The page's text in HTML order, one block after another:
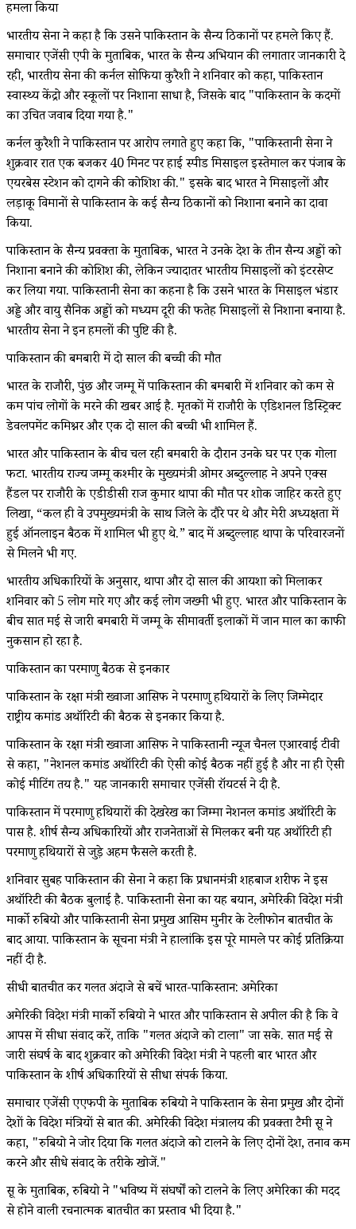
हमला किया
भारतीय सेना ने कहा है कि उसने पाकिस्तान के सैन्य ठिकानों पर हमले किए हैं.
समाचार एजेंसी एपी के मुताबिक, भारत के सैन्य अभियान की लगातार जानकारी दे
रही, भारतीय सेना की कर्नल सोफिया कुरैशी ने शनिवार को कहा, पाकिस्तान
स्वास्थ्य केंद्रो और स्कूलों पर निशाना साधा है, जिसके बाद "पाकिस्तान के कदमों
का उचित जवाब दिया गया है."
कर्नल कुरैशी ने पाकिस्तान पर आरोप लगाते हुए कहा कि, "पाकिस्तानी सेना ने
शुक्रवार रात एक बजकर 40 मिनट पर हाई स्पीड मिसाइल इस्तेमाल कर पंजाब के
एयरबेस स्टेशन को दागने की कोशिश की." इसके बाद भारत ने मिसाइलों और
लड़ाकू विमानों से पाकिस्तान के कई सैन्य ठिकानों को निशाना बनाने का दावा
किया.
पाकिस्तान के सैन्य प्रवक्ता के मुताबिक, भारत ने उनके देश के तीन सैन्य अड्डों को
निशाना बनाने की कोशिश की, लेकिन ज्यादातर भारतीय मिसाइलों को इंटरसेप्ट
कर लिया गया. पाकिस्तानी सेना का कहना है कि उसने भारत के मिसाइल भंडार
अड्डे और वायु सैनिक अड्डों को मध्यम दूरी की फतेह मिसाइलों से निशाना बनाया है.
भारतीय सेना ने इन हमलों की पुष्टि की है.
पाकिस्तान की बमबारी में दो साल की बच्ची की मौत
भारत के राजौरी, पुंछ और जम्मू में पाकिस्तान की बमबारी में शनिवार को कम से
कम पांच लोगों के मरने की खबर आई है. मृतकों में राजौरी के एडिशनल डिस्ट्रिक्ट
डेवलपमेंट कमिश्नर और एक दो साल की बच्ची भी शामिल हैं.
भारत और पाकिस्तान के बीच चल रही बमबारी के दौरान उनके घर पर एक गोला
फटा. भारतीय राज्य जम्मू कश्मीर के मुख्यमंत्री ओमर अब्दुल्लाह ने अपने एक्स
हैंडल पर राजौरी के एडीडीसी राज कुमार थापा की मौत पर शोक जाहिर करते हुए
लिखा, “कल ही वे उपमुख्यमंत्री के साथ जिले के दौरे पर थे और मेरी अध्यक्षता में
हुई ऑनलाइन बैठक में शामिल भी हुए थे.” बाद में अब्दुल्लाह थापा के परिवारजनों
से मिलने भी गए.
भारतीय अधिकारियों के अनुसार, थापा और दो साल की आयशा को मिलाकर
शनिवार को 5 लोग मारे गए और कई लोग जख्मी भी हुए. भारत और पाकिस्तान के
बीच सात मई से जारी बमबारी में जम्मू के सीमावर्ती इलाकों में जान माल का काफी
नुकसान हो रहा है.
पाकिस्तान का परमाणु बैठक से इनकार
पाकिस्तान के रक्षा मंत्री ख्वाजा आसिफ ने परमाणु हथियारों के लिए जिम्मेदार
राष्ट्रीय कमांड अथॉरिटी की बैठक से इनकार किया है.
पाकिस्तान के रक्षा मंत्री ख्वाजा आसिफ ने पाकिस्तानी न्यूज चैनल एआरवाई टीवी
से कहा, "नेशनल कमांड अथॉरिटी की ऐसी कोई बैठक नहीं हुई है और ना ही ऐसी
कोई मीटिंग तय है." यह जानकारी समाचार एजेंसी रॉयटर्स ने दी है.
पाकिस्तान में परमाणु हथियारों की देखरेख का जिम्मा नेशनल कमांड अथॉरिटी के
पास है. शीर्ष सैन्य अधिकारियों और राजनेताओं से मिलकर बनी यह अथॉरिटी ही
परमाणु हथियारों से जुड़े अहम फैसले करती है.
शनिवार सुबह पाकिस्तान की सेना ने कहा कि प्रधानमंत्री शहबाज शरीफ ने इस
अथॉरिटी की बैठक बुलाई है. पाकिस्तानी सेना का यह बयान, अमेरिकी विदेश मंत्री
मार्को रुबियो और पाकिस्तानी सेना प्रमुख आसिम मुनीर के टेलीफोन बातचीत के
बाद आया. पाकिस्तान के सूचना मंत्री ने हालांकि इस पूरे मामले पर कोई प्रतिक्रिया
नहीं दी है.
सीधी बातचीत कर गलत अंदाजे से बचें भारत-पाकिस्तान: अमेरिका
अमेरिकी विदेश मंत्री मार्को रुबियो ने भारत और पाकिस्तान से अपील की है कि वे
आपस में सीधा संवाद करें, ताकि "गलत अंदाजे को टाला" जा सके. सात मई से
जारी संघर्ष के बाद शुक्रवार को अमेरिकी विदेश मंत्री ने पहली बार भारत और
पाकिस्तान के शीर्ष अधिकारियों से सीधा संपर्क किया.
समाचार एजेंसी एएफपी के मुताबिक रुबियो ने पाकिस्तान के सेना प्रमुख और दोनों
देशों के विदेश मंत्रियों से बात की. अमेरिकी विदेश मंत्रालय की प्रवक्ता टैमी ब्रूस ने
कहा, "रुबियो ने जोर दिया कि गलत अंदाजे को टालने के लिए दोनों देश, तनाव कम
करने और सीधे संवाद के तरीके खोजें."
ब्रूस के मुताबिक, रुबियो ने "भविष्य में संघर्षों को टालने के लिए अमेरिका की मदद
से होने वाली रचनात्मक बातचीत का प्रस्ताव भी दिया है."